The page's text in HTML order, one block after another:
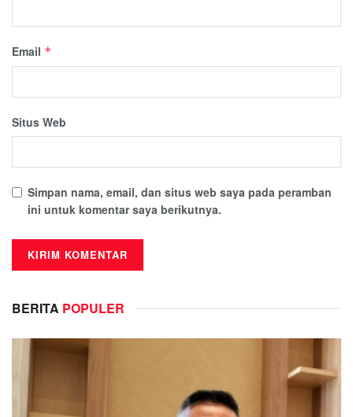
Email *
Situs Web
Simpan nama, email, dan situs web saya pada peramban
ini untuk komentar saya berikutnya.
BERITA POPULER